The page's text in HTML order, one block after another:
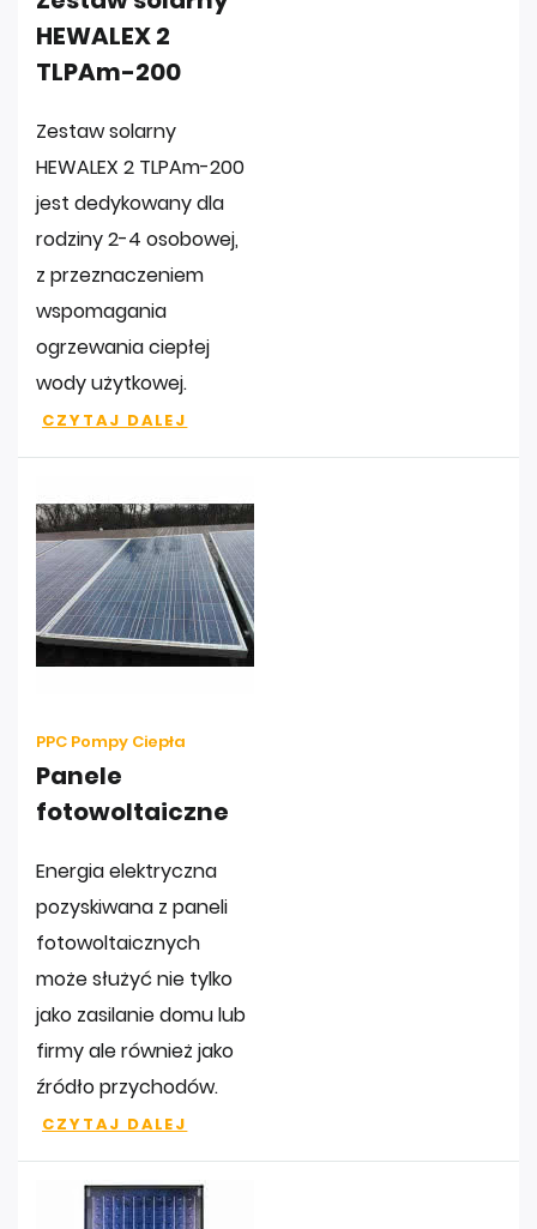
HEWALEX 2
TLPAm-200
Zestaw solarny
HEWALEX 2 TLPAm-200
jest dedykowany dla
rodziny 2-4 osobowej,
z przeznaczeniem
wspomagania
ogrzewania ciepłej
wody użytkowej.
CZYTAJ DALEJ
PPC Pompy Ciepła
Panele
fotowoltaiczne
Energia elektryczna
pozyskiwana z paneli
fotowoltaicznych
może służyć nie tylko
jako zasilanie domu lub
firmy ale również jako
źródło przychodów.
CZYTAJ DALEJ